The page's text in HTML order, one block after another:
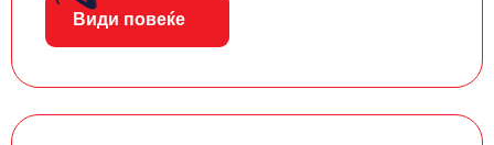
Види повеќе